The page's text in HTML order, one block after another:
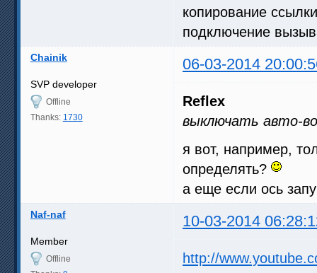
копирование
подключение
Chainik 06-03-2014
SVP developer
Offline
Thanks: 1730
Reflex
выключать авто-
я вот, например,
определять?
а еще если ось
Naf-naf 10-03-2014
Member
Offline
http://